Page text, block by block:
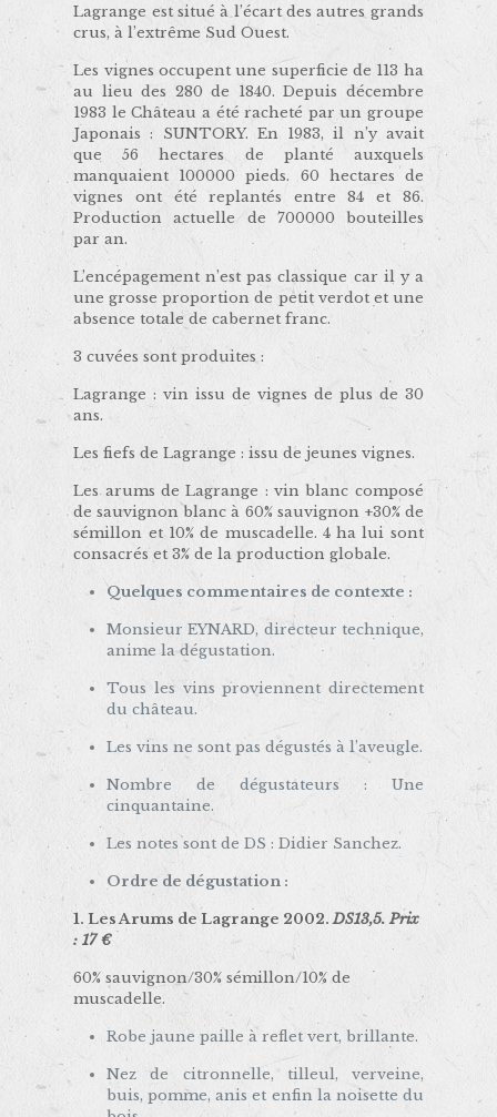
Lagrange est situé à l’écart des autres grands
crus, à l’extrême Sud Ouest.
Les vignes occupent une superficie de 113 ha
au lieu des 280 de 1840. Depuis décembre
1983 le Château a été racheté par un groupe
Japonais : SUNTORY. En 1983, il n’y avait
que 56 hectares de planté auxquels
manquaient 100000 pieds. 60 hectares de
vignes ont été replantés entre 84 et 86.
Production actuelle de 700000 bouteilles
par an.
L’encépagement n’est pas classique car il y a
une grosse proportion de petit verdot et une
absence totale de cabernet franc.
3 cuvées sont produites :
Lagrange : vin issu de vignes de plus de 30
ans.
Les fiefs de Lagrange : issu de jeunes vignes.
Les arums de Lagrange : vin blanc composé
de sauvignon blanc à 60% sauvignon +30% de
sémillon et 10% de muscadelle. 4 ha lui sont
consacrés et 3% de la production globale.
Quelques commentaires de contexte :
Monsieur EYNARD, directeur technique,
anime la dégustation.
Tous les vins proviennent directement
du château.
Les vins ne sont pas dégustés à l’aveugle.
Nombre de dégustateurs : Une
cinquantaine.
Les notes sont de DS : Didier Sanchez.
Ordre de dégustation :
1.Les Arums de Lagrange 2002.DS13,5. Prix
: 17 €
60% sauvignon/30% sémillon/10% de
muscadelle.
Robe jaune paille à reflet vert, brillante.
Nez de citronnelle, tilleul, verveine,
buis, pomme, anis et enfin la noisette du